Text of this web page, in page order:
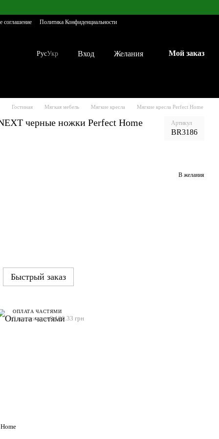
соглашение Политика Конфиденциальности
РусУкр Вход Желания Мой заказ
Гостиная Мягкая мебель Мягкие кресла Мягкие кресла Perfect Home
черные ножки Perfect Home
Артикул
BR3186
В желания
Быстрый заказ
ОПЛАТА ЧАСТЯМИ
3 платежа по 8 180.33 грн